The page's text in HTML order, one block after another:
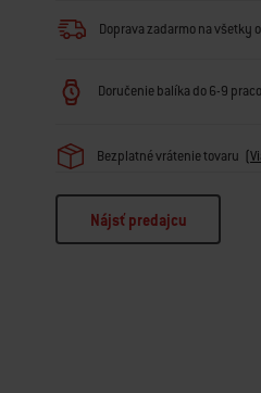
Doprava zadarmo na všetky
Doručenie balíka do 6-9
Bezplatné vrátenie tovaru (
Nájsť predajcu